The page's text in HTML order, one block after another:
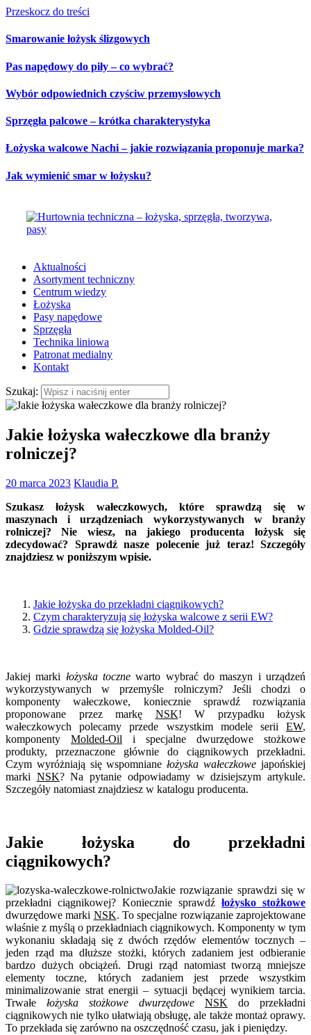
Przeskocz do treści
Smarowanie łożysk ślizgowych
Pas napędowy do piły – co wybrać?
Wybór odpowiednich czyściw przemysłowych
Sprzęgła palcowe – krótka charakterystyka
Łożyska walcowe Nachi – jakie rozwiązania proponuje marka?
Jak wymienić smar w łożysku?
Aktualności
Asortyment techniczny
Centrum wiedzy
Łożyska
Pasy napędowe
Sprzęgła
Technika liniowa
Patronat medialny
Kontakt
Szukaj:
Jakie łożyska wałeczkowe dla branży
rolniczej?
20 marca 2023 Klaudia P.
Szukasz łożysk wałeczkowych, które sprawdzą się w
maszynach i urządzeniach wykorzystywanych w branży
rolniczej? Nie wiesz, na jakiego producenta łożysk się
zdecydować? Sprawdź nasze polecenie już teraz! Szczegóły
znajdziesz w poniższym wpisie.
Jakie łożyska do przekładni ciągnikowych?
Czym charakteryzują się łożyska walcowe z serii EW?
Gdzie sprawdzą się łożyska Molded-Oil?
Jakiej marki łożyska toczne warto wybrać do maszyn i urządzeń
wykorzystywanych w przemyśle rolniczym? Jeśli chodzi o
komponenty wałeczkowe, koniecznie sprawdź rozwiązania
proponowane przez markę NSK! W przypadku łożysk
wałeczkowych polecamy przede wszystkim modele serii EW,
komponenty Molded-Oil i specjalne dwurzędowe stożkowe
produkty, przeznaczone głównie do ciągnikowych przekładni.
Czym wyróżniają się wspomnianełożyska wałeczkowe japońskiej
marki NSK? Na pytanie odpowiadamy w dzisiejszym artykule.
Szczegóły natomiast znajdziesz w katalogu producenta.
Jakie łożyska do przekładni
ciągnikowych?
Jakie rozwiązanie sprawdzi się w
przekładni ciągnikowej? Koniecznie sprawdź łożysko stożkowe
dwurzędowe marki NSK. To specjalne rozwiązanie zaprojektowane
właśnie z myślą o przekładniach ciągnikowych. Komponenty w tym
wykonaniu składają się z dwóch rzędów elementów tocznych –
jeden rząd ma dłuższe stożki, których zadaniem jest odbieranie
bardzo dużych obciążeń. Drugi rząd natomiast tworzą mniejsze
elementy toczne, których zadaniem jest przede wszystkim
minimalizowanie strat energii – sytuacji będącej wynikiem tarcia.
Trwałe łożyska stożkowe dwurzędowe NSK do przekładni
ciągnikowych nie tylko ułatwiają obsługę, ale także montaż oprawy.
To przekłada się zarówno na oszczędność czasu, jak i pieniędzy.